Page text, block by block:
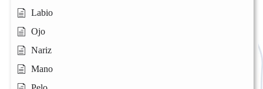
Labio
Ojo
Nariz
Mano